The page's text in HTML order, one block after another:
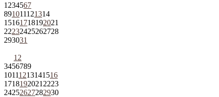
1 234567
891011121314
15161718192021
22232425262728
293031
1 2
3456789
10111213141516
1718192021 2223
24252627282930